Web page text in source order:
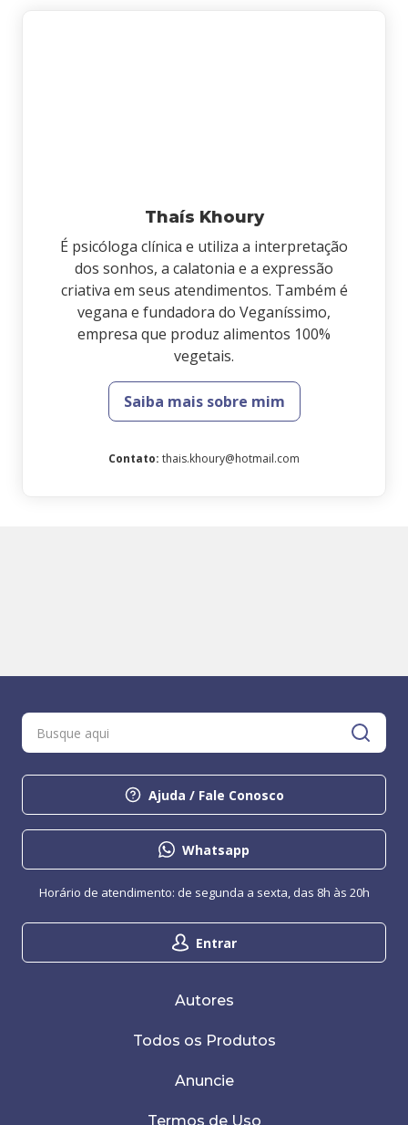
Thaís Khoury
É psicóloga clínica e utiliza a interpretação
dos sonhos, a calatonia e a expressão
criativa em seus atendimentos. Também é
vegana e fundadora do Veganíssimo,
empresa que produz alimentos 100%
vegetais.
Saiba mais sobre mim
Contato: thais.khoury@hotmail.com
Ajuda / Fale Conosco
Whatsapp
Entrar
Horário de atendimento: de segunda a sexta, das 8h às 20h
Autores
Todos os Produtos
Anuncie
Termos de Uso